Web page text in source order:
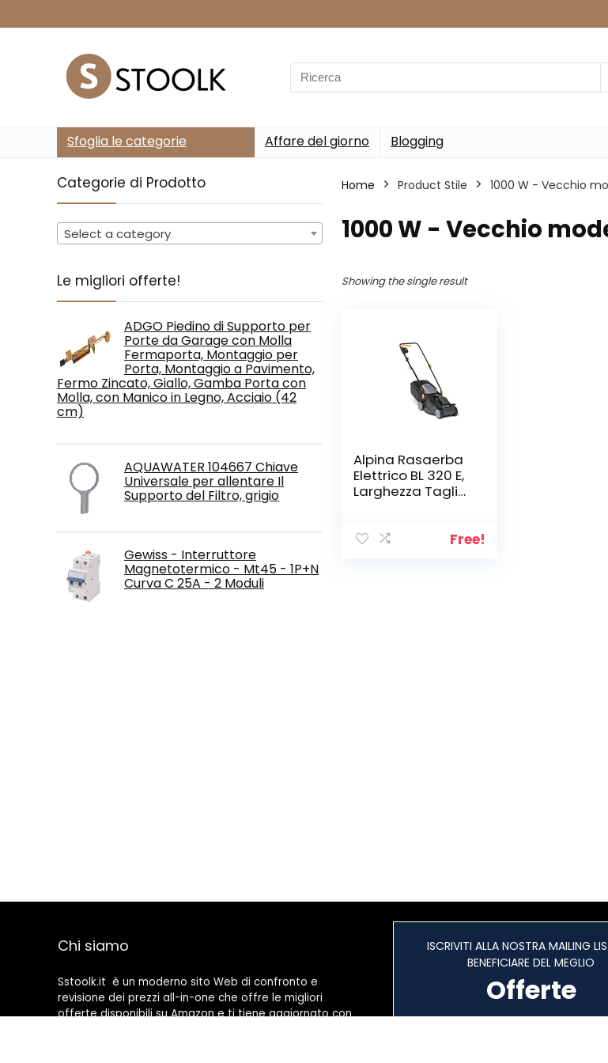
Search
for:
Sfoglia le categorie Affare del giorno Blogging
Categorie di Prodotto
Select a category
Le migliori offerte!
ADGO Piedino di Supporto per
Porte da Garage con Molla
Fermaporta, Montaggio per
Porta, Montaggio a Pavimento,
Fermo Zincato, Giallo, Gamba Porta con
Molla, con Manico in Legno, Acciaio (42
cm)
AQUAWATER 104667 Chiave
Universale per allentare Il
Supporto del Filtro, grigio
Gewiss - Interruttore
Magnetotermico - Mt45 - 1P+N
Curva C 25A - 2 Moduli
Home Product Stile ‎1000 W - Vecchio
‎1000 W - Vecchio
Showing the single result
Alpina Rasaerba
Elettrico BL 320 E,
Larghezza Taglio
m², Altezza di
Free!
Chi siamo
Sstoolk.it è un moderno sito Web di confronto e
revisione dei prezzi all-in-one che offre le migliori
offerte disponibili su Amazon e ti tiene aggiornato con
ISCRIVITI ALLA NOSTRA MAILING
BENEFICIARE DEL MEGLIO
Offerte